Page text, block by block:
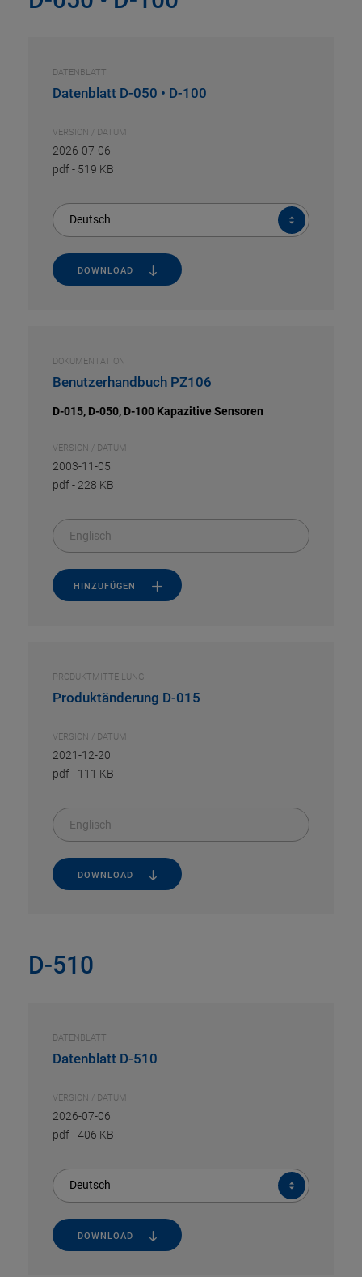
DATENBLATT
Datenblatt D-050 • D-100
VERSION / DATUM
2026-07-06
pdf- 519 KB
Deutsch
DOWNLOAD
DOKUMENTATION
Benutzerhandbuch PZ106
D-015, D-050, D-100 Kapazitive Sensoren
VERSION / DATUM
2003-11-05
pdf- 228 KB
Englisch
HINZUFÜGEN
PRODUKTMITTEILUNG
Produktänderung D-015
VERSION / DATUM
2021-12-20
pdf- 111 KB
Englisch
DOWNLOAD
D-510
DATENBLATT
Datenblatt D-510
VERSION / DATUM
2026-07-06
pdf-406 KB
Deutsch
DOWNLOAD